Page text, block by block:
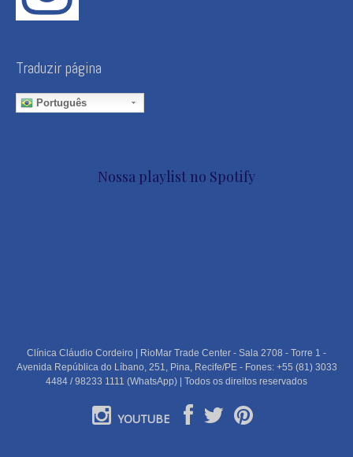
Traduzir página
Português
Nossa playlist no Spotify
Clínica Cláudio Cordeiro | RioMar Trade Center - Sala 2708 - Torre 1 -
Avenida República do Líbano, 251, Pina, Recife/PE - Fones: +55 (81) 3033
4484 / 98233 1111 (WhatsApp) | Todos os direitos reservados
YOUTUBE